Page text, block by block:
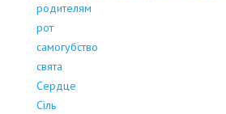
родителям
рот
самогубство
свята
Сердце
Сіль